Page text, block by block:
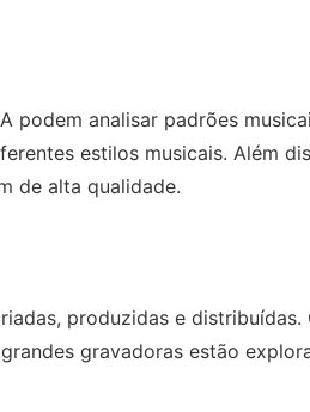
podem analisar padrões
estilos musicais. Além
de alta qualidade.
produzidas e distribuídas.
gravadoras estão